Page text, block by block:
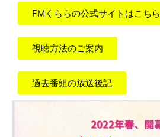
FMくららの公式サイトはこちら
視聴方法のご案内
過去番組の放送後記